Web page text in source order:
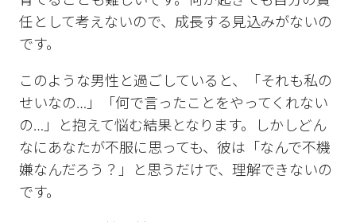
任として考えないので、成長する見込みがないの
です。
このような男性と過ごしていると、「それも私の
せいなの…」「何で言ったことをやってくれない
の…」と抱えて悩む結果となります。しかしどん
なにあなたが不服に思っても、彼は「なんで不機
嫌なんだろう？」と思うだけで、理解できないの
です。